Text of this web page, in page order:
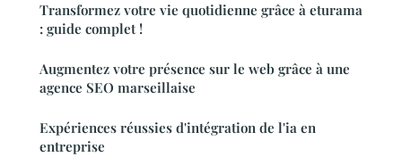
Transformez votre vie quotidienne grâce à eturama
: guide complet !
Augmentez votre présence sur le web grâce à une
agence SEO marseillaise
Expériences réussies d'intégration de l'ia en
entreprise